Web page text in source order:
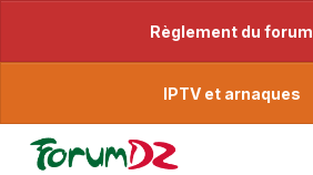
Règlement du forum
IPTV et arnaques